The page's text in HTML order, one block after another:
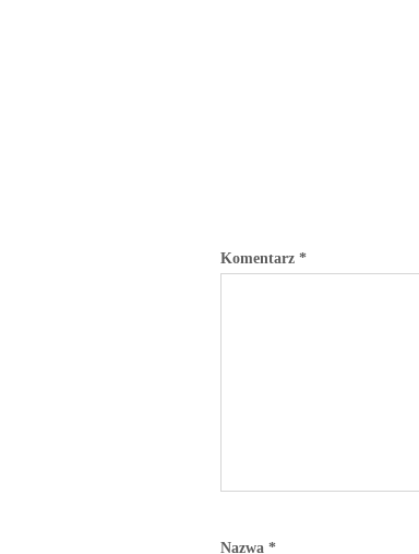
Komentarz *
Nazwa *